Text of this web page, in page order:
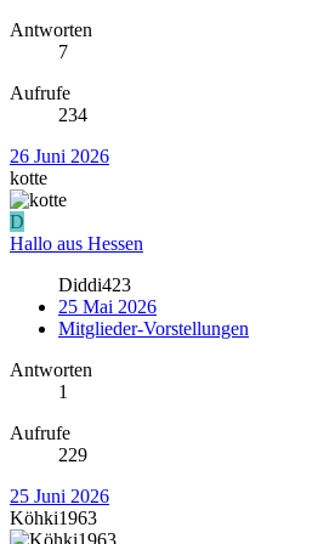
Antworten
7
Aufrufe
234
26 Juni 2026
kotte
D
Hallo aus Hessen
Diddi423
25 Mai 2026
Mitglieder-Vorstellungen
Antworten
1
Aufrufe
229
25 Juni 2026
Köhki1963